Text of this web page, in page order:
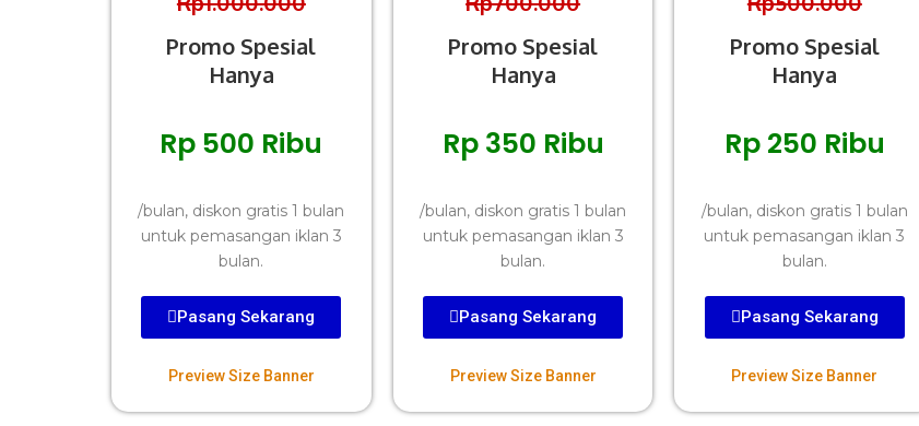
Promo Spesial
Hanya
Rp 500 Ribu
/bulan, diskon gratis 1 bulan
untuk pemasangan iklan 3
bulan.
Pasang Sekarang
Preview Size Banner
Promo Spesial
Hanya
Rp 350 Ribu
/bulan, diskon gratis 1 bulan
untuk pemasangan iklan 3
bulan.
Pasang Sekarang
Preview Size Banner
Promo Spesial
Hanya
Rp 250 Ribu
/bulan, diskon gratis 1 bulan
untuk pemasangan iklan 3
bulan.
Pasang Sekarang
Preview Size Banner